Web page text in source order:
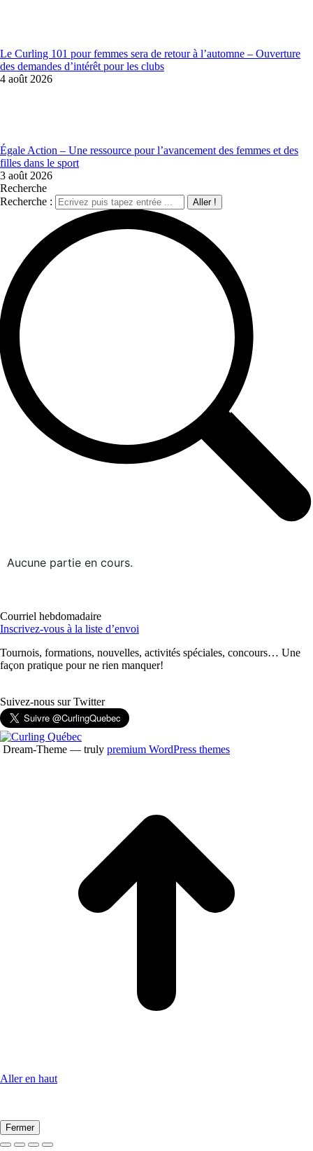
Le Curling 101 pour femmes sera de retour à l’automne – Ouverture
des demandes d’intérêt pour les clubs
4 août 2026
Égale Action – Une ressource pour l’avancement des femmes et des
filles dans le sport
3 août 2026
Recherche
Recherche :
Aucune partie en cours.
Courriel hebdomadaire
Inscrivez-vous à la liste d’envoi
Tournois, formations, nouvelles, activités spéciales, concours… Une
façon pratique pour ne rien manquer!
Suivez-nous sur Twitter
Dream-Theme — truly premium WordPress themes
Aller en haut
Fermer